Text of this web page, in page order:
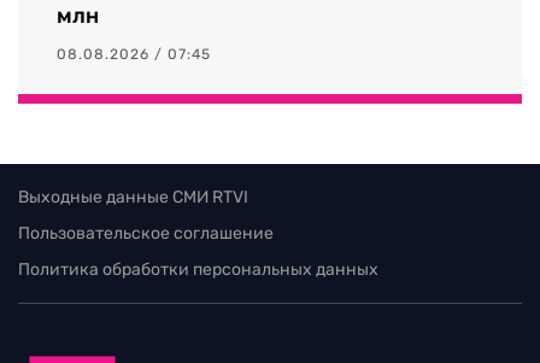
млн
08.08.2026 / 07:45
Выходные данные СМИ RTVI
Пользовательское соглашение
Политика обработки персональных данных